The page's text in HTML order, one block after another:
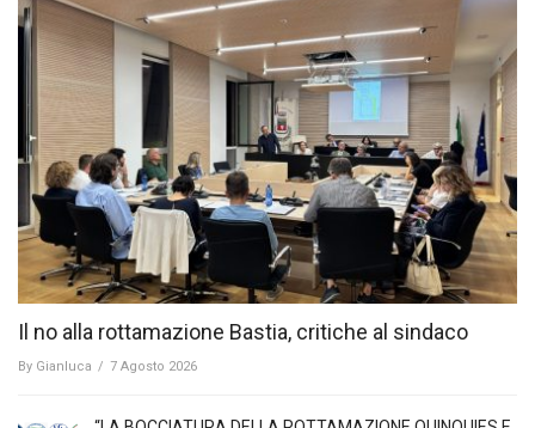
Il no alla rottamazione Bastia, critiche al sindaco
By Gianluca / 7 Agosto 2026